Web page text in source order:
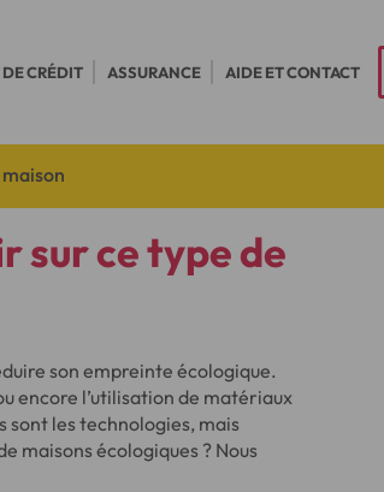
DE CRÉDIT ASSURANCE AIDE ET CONTACT
sur ce type de
son empreinte écologique.
encore l’utilisation de matériaux
sont les technologies, mais
maisons écologiques ? Nous